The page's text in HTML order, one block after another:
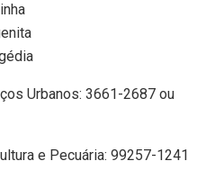
Urbanos: 3661-2687 ou
e Pecuária: 99257-1241